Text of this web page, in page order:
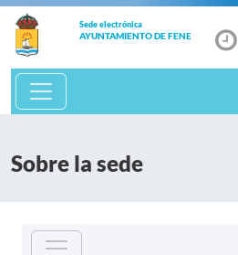
Sede electrónica
AYUNTAMIENTO DE FENE
Sobre la sede